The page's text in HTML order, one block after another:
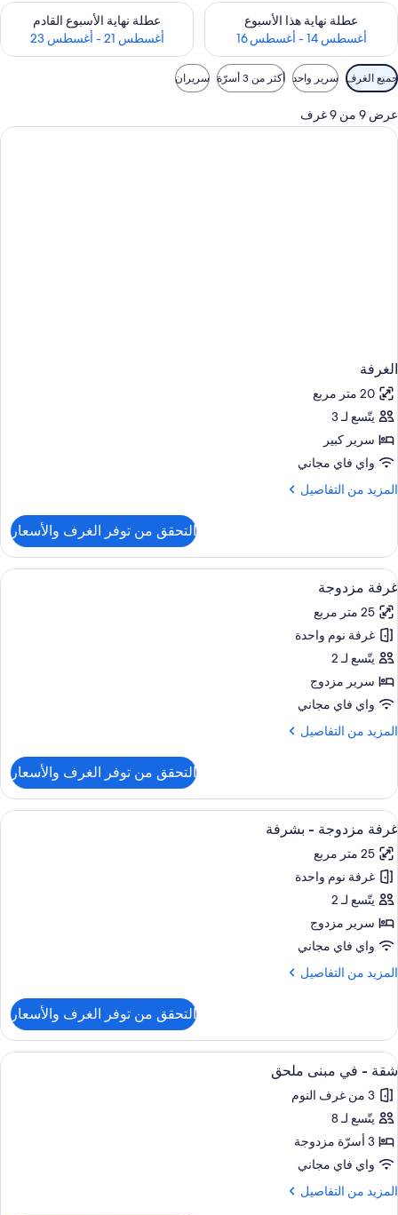
عطلة نهاية هذا الأسبوع
أغسطس 14 - أغسطس 16
تحقق من مدى التوفر لعطلة نهاية هذا الأسبوع للفترة أغسطس 14 - أغسطس 16
عطلة نهاية الأسبوع القادم
أغسطس 21 - أغسطس 23
تحقق من مدى التوفر لعطلة نهاية
عوامل
التصفية
المتاحة
للغرف
جميع الغرف سرير واحد أكثر من 3 أسرّة سريران
عرض 9 من 9 غرف
الغرفة
20 متر مربع
يتّسع لـ 3
سرير كبير
واي فاي مجاني
المزيد من التفاصيل
المزيد
الغرفة
التحقق من توفر الغرف والأسعار
استعراض
جميع
صور
غرفة
مزدوجة
مكتب ومساحة عمل للكمبيوتر المحمول
4
غرفة مزدوجة
25 متر مربع
غرفة نوم واحدة
يتّسع لـ 2
سرير مزدوج
واي فاي مجاني
المزيد من التفاصيل
المزيد
غرفة
مزدوجة
التحقق من توفر الغرف والأسعار
استعراض
جميع
صور
غرفة
مزدوجة
-
بشرفة
مكتب ومساحة عمل للكمبيوتر المحمول
6
غرفة مزدوجة - بشرفة
25 متر مربع
غرفة نوم واحدة
يتّسع لـ 2
سرير مزدوج
واي فاي مجاني
المزيد من التفاصيل
المزيد
غرفة
مزدوجة
-
التحقق من توفر الغرف والأسعار
استعراض
جميع
صور
شقة
-
في
مبنى
ملحق
مكتب ومساحة عمل للكمبيوتر المحمول
14
شقة - في مبنى ملحق
3 من غرف النوم
يتّسع لـ 8
3 أسرّة مزدوجة
واي فاي مجاني
المزيد من التفاصيل
المزيد